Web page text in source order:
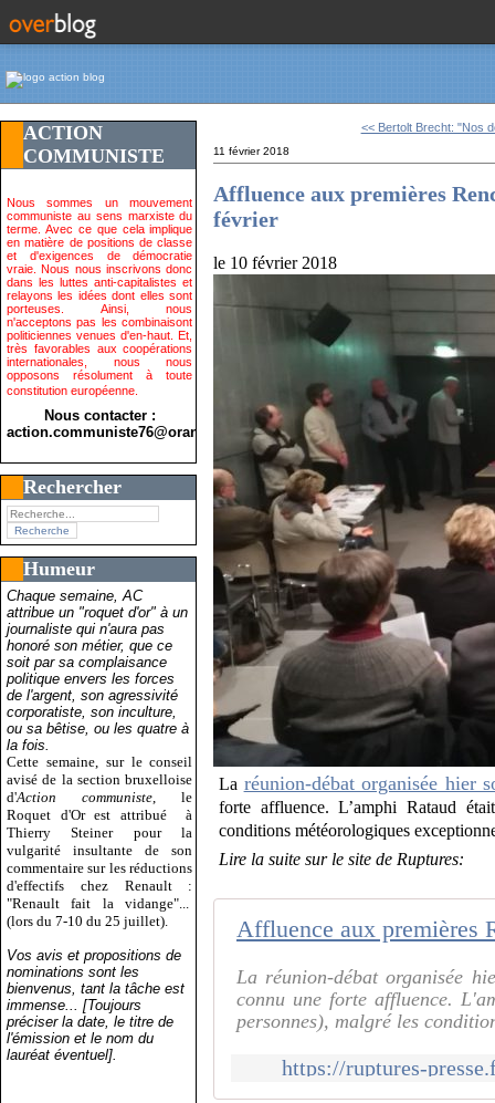
ACTION
COMMUNISTE
Nous sommes un mouvement
communiste au sens marxiste du
terme. Avec ce que cela implique
en matière de positions de classe
et d'exigences de démocratie
vraie. Nous nous inscrivons donc
dans les luttes anti-capitalistes et
relayons les idées dont elles sont
porteuses. Ainsi, nous
n'acceptons pas les combinaisont
politiciennes venues d'en-haut. Et,
très favorables aux coopérations
internationales, nous nous
opposons résolument à toute
constitution européenne.
Nous contacter :
action.communiste76@orange.fr>
Rechercher
Humeur
Chaque semaine, AC
attribue un "roquet d'or" à un
journaliste qui n'aura pas
honoré son métier, que ce
soit par sa complaisance
politique envers les forces
de l'argent, son agressivité
corporatiste, son inculture,
ou sa bêtise, ou les quatre à
la fois.
Cette semaine, sur le conseil
avisé de la section bruxelloise
d'Action communiste , le
Roquet d'Or est attribué
à
Thierry Steiner pour la
vulgarité insultante de son
commentaire sur les réductions
d'effectifs chez Renault :
"Renault fait la vidange"...
(lors du 7-10 du 25 juillet).
Vos avis et propositions de
nominations sont les
bienvenus, tant la tâche est
immense... [Toujours
préciser la date, le titre de
l'émission et le nom du
lauréat éventuel].
<< Bertolt Brecht: "Nos
11 février 2018
Affluence aux premières
février
le 10 février 2018
La réunion-débat organisée hier
forte affluence. L’amphi Rataud
conditions météorologiques
Lire la suite sur le site de Ruptures:
La réunion-débat organisée
connu une forte affluence.
personnes), malgré les
https://ruptures-